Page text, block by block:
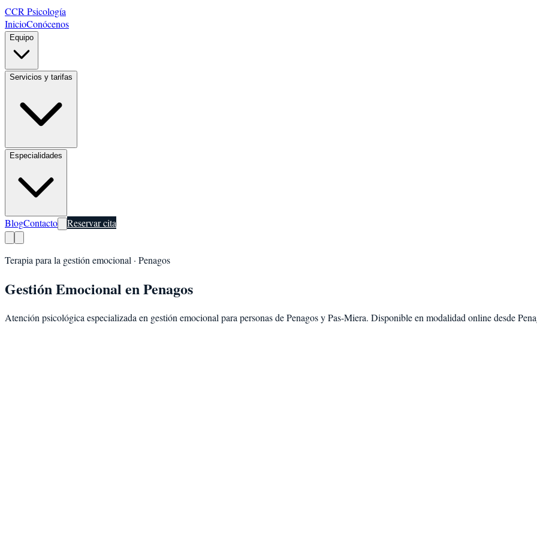
CCR Psicología
InicioConócenos
Equipo
Servicios y tarifas
Especialidades
BlogContacto Reservar cita
Terapia para la gestión emocional · Penagos
Gestión Emocional enPenagos
Atención psicológica especializada en gestión emocional para personas dePenagosyPas-Miera. Disponible en modalidad online desde